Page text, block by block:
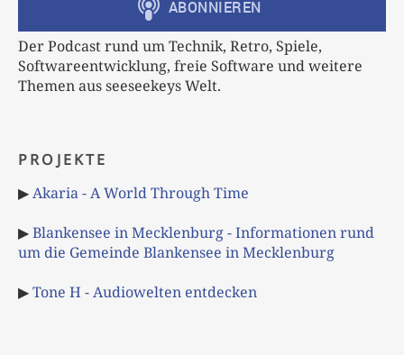
Der Podcast rund um Technik, Retro, Spiele,
Softwareentwicklung, freie Software und weitere
Themen aus seeseekeys Welt.
PROJEKTE
▶Akaria - A World Through Time
▶Blankensee in Mecklenburg - Informationen rund
um die Gemeinde Blankensee in Mecklenburg
▶Tone H - Audiowelten entdecken